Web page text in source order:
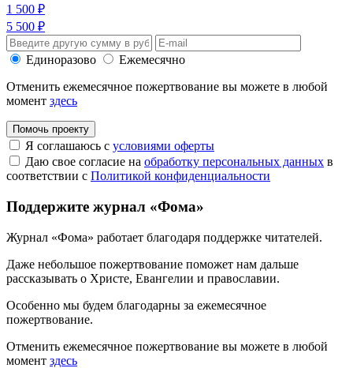
1 500 ₽
5 500 ₽
Единоразово
Ежемесячно
Отменить ежемесячное пожертвование вы можете в любой
момент здесь
Помочь проекту
Я соглашаюсь с условиями оферты
Даю свое согласие на обработку персональных данных в
соответствии с Политикой конфиденциальности
Поддержите журнал «Фома»
Журнал «Фома» работает благодаря поддержке читателей.
Даже небольшое пожертвование поможет нам дальше
рассказывать о Христе, Евангелии и православии.
Особенно мы будем благодарны за ежемесячное
пожертвование.
Отменить ежемесячное пожертвование вы можете в любой
момент здесь